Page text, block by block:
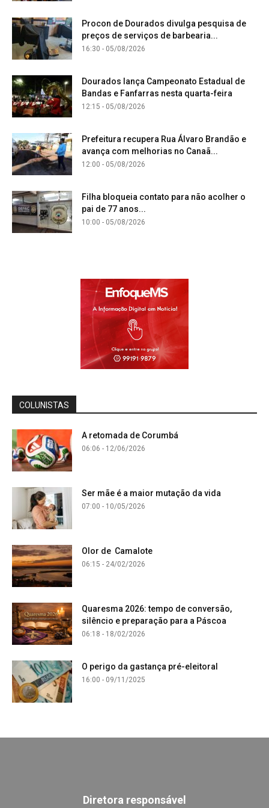
Procon de Dourados divulga pesquisa de
preços de serviços de barbearia...
16:30 - 05/08/2026
Dourados lança Campeonato Estadual de
Bandas e Fanfarras nesta quarta-feira
12:15 - 05/08/2026
Prefeitura recupera Rua Álvaro Brandão e
avança com melhorias no Canaã...
12:00 - 05/08/2026
Filha bloqueia contato para não acolher o
pai de 77 anos...
10:00 - 05/08/2026
COLUNISTAS
A retomada de Corumbá
06:06 - 12/06/2026
Ser mãe é a maior mutação da vida
07:00 - 10/05/2026
Olor de Camalote
06:15 - 24/02/2026
Quaresma 2026: tempo de conversão,
silêncio e preparação para a Páscoa
06:18 - 18/02/2026
O perigo da gastança pré-eleitoral
16:00 - 09/11/2025
Diretora responsável